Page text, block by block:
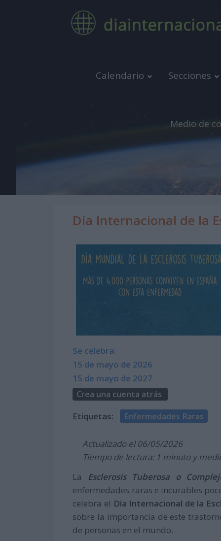
Calendario Secciones
Medio de
Día Internacional de la
Se celebra:
15 de mayo de 2026
15 de mayo de 2027
Crea una cuenta atrás
Etiquetas: Enfermedades Raras
Actualizado el 06/05/2026
Tiempo de lectura: 1 minuto y
La Esclerosis Tuberosa o
enfermedades raras e incurables
celebra el Día Internacional de la
sobre la importancia de este
de personas en el mundo.